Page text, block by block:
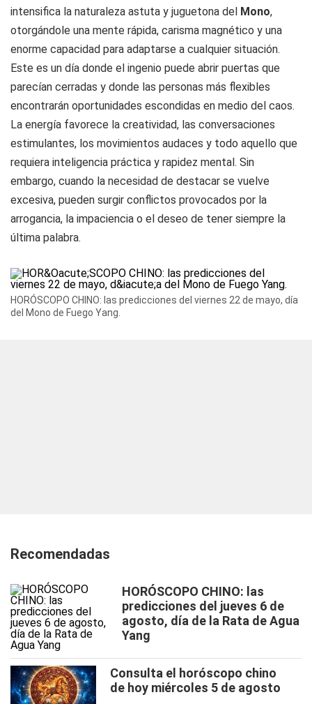
intensifica la naturaleza astuta y juguetona del Mono,
otorgándole una mente rápida, carisma magnético y una
enorme capacidad para adaptarse a cualquier situación.
Este es un día donde el ingenio puede abrir puertas que
parecían cerradas y donde las personas más flexibles
encontrarán oportunidades escondidas en medio del caos.
La energía favorece la creatividad, las conversaciones
estimulantes, los movimientos audaces y todo aquello que
requiera inteligencia práctica y rapidez mental. Sin
embargo, cuando la necesidad de destacar se vuelve
excesiva, pueden surgir conflictos provocados por la
arrogancia, la impaciencia o el deseo de tener siempre la
última palabra.
HORÓSCOPO CHINO: las predicciones del viernes 22 de mayo, día
del Mono de Fuego Yang.
Recomendadas
HORÓSCOPO CHINO: las
predicciones del jueves 6 de
agosto, día de la Rata de Agua
Yang
Consulta el horóscopo chino
de hoy miércoles 5 de agosto